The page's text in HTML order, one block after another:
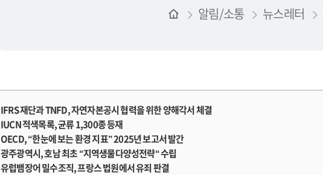
알림/소통 뉴스레터
IFRS 재단과 TNFD, 자연자본공시 협력을 위한 양해각서 체결
IUCN 적색목록, 균류 1,300종 등재
OECD, “한눈에 보는 환경 지표” 2025년 보고서 발간
광주광역시, 호남 최초 “지역생물다양성전략“ 수립
유럽뱀장어 밀수조직, 프랑스 법원에서 유죄 판결